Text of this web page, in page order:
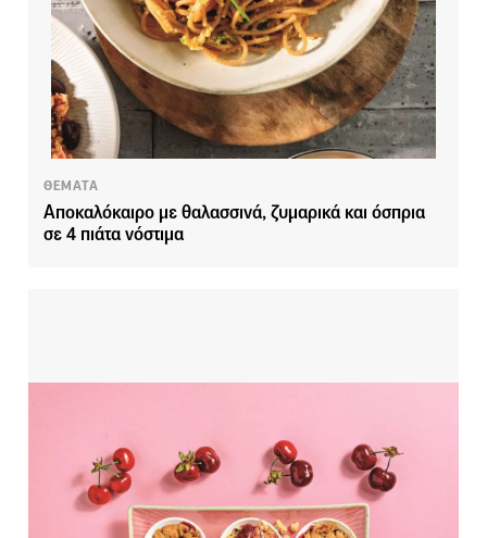
ΘΕΜΑΤΑ
Αποκαλόκαιρο με θαλασσινά, ζυμαρικά και όσπρια
σε 4 πιάτα νόστιμα